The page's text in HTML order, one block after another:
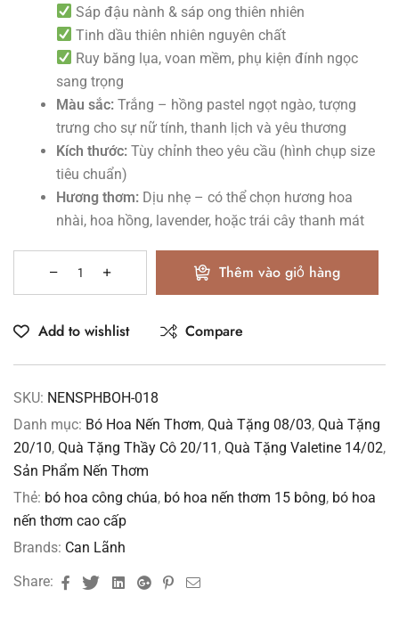
Sáp đậu nành & sáp ong thiên nhiên
Tinh dầu thiên nhiên nguyên chất
Ruy băng lụa, voan mềm, phụ kiện đính ngọc
sang trọng
Màu sắc: Trắng – hồng pastel ngọt ngào, tượng
trưng cho sự nữ tính, thanh lịch và yêu thương
Kích thước: Tùy chỉnh theo yêu cầu (hình chụp size
tiêu chuẩn)
Hương thơm: Dịu nhẹ – có thể chọn hương hoa
nhài, hoa hồng, lavender, hoặc trái cây thanh mát
Thêm vào giỏ hàng
Add to wishlist Compare
SKU: NENSPHBOH-018
Danh mục: Bó Hoa Nến Thơm, Quà Tặng 08/03, Quà Tặng
20/10, Quà Tặng Thầy Cô 20/11 , Quà Tặng Valetine 14/02,
Sản Phẩm Nến Thơm
Thẻ: bó hoa công chúa, bó hoa nến thơm 15 bông, bó hoa
nến thơm cao cấp
Brands: Can Lãnh
Share:
FacebookTwitterLinkedinGoogle+Pinterest
Email